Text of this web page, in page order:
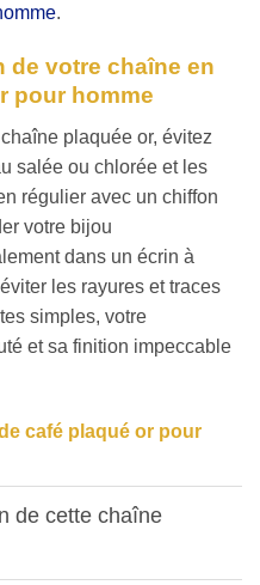
.
de votre chaîne en
pour homme
plaquée or, évitez
salée ou chlorée et les
régulier avec un chiffon
votre bijou
dans un écrin à
les rayures et traces
simples, votre
et sa finition impeccable
café plaqué or pour
de cette chaîne